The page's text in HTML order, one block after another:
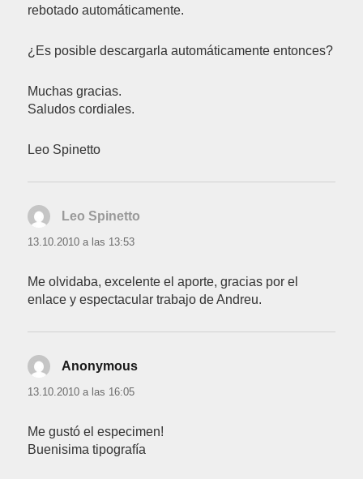
rebotado automáticamente.
¿Es posible descargarla automáticamente entonces?
Muchas gracias.
Saludos cordiales.
Leo Spinetto
Leo Spinetto
13.10.2010 a las 13:53
Me olvidaba, excelente el aporte, gracias por el
enlace y espectacular trabajo de Andreu.
Anonymous
13.10.2010 a las 16:05
Me gustó el especimen!
Buenisima tipografía